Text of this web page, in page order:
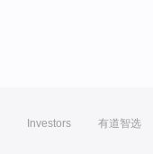
Investors 有道智选